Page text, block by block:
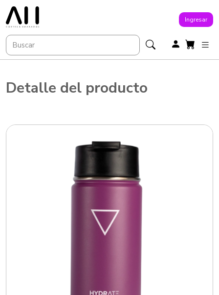
Ingresar
Detalle del producto